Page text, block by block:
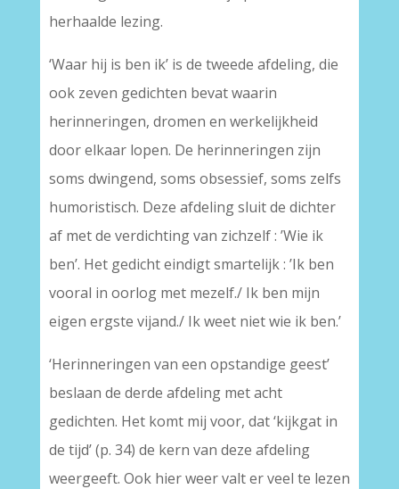
herhaalde lezing.
‘Waar hij is ben ik’ is de tweede afdeling, die
ook zeven gedichten bevat waarin
herinneringen, dromen en werkelijkheid
door elkaar lopen. De herinneringen zijn
soms dwingend, soms obsessief, soms zelfs
humoristisch. Deze afdeling sluit de dichter
af met de verdichting van zichzelf : ’Wie ik
ben’. Het gedicht eindigt smartelijk : ’Ik ben
vooral in oorlog met mezelf./ Ik ben mijn
eigen ergste vijand./ Ik weet niet wie ik ben.’
‘Herinneringen van een opstandige geest’
beslaan de derde afdeling met acht
gedichten. Het komt mij voor, dat ‘kijkgat in
de tijd’ (p. 34) de kern van deze afdeling
weergeeft. Ook hier weer valt er veel te lezen